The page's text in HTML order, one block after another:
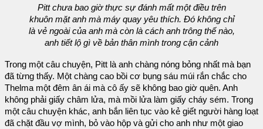
Pitt chưa bao giờ thực sự đánh mất một điều trên
khuôn mặt anh mà máy quay yêu thích. Đó không chỉ
là vẻ ngoài của anh mà còn là cách anh trông thế nào,
anh tiết lộ gì về bản thân mình trong cận cảnh
Trong một câu chuyện, Pitt là anh chàng nóng bỏng nhất mà bạn
đã từng thấy. Một chàng cao bồi cơ bụng sáu múi rắn chắc cho
Thelma một đêm ân ái mà cô ấy sẽ không bao giờ quên. Anh
không phải giấy châm lửa, mà mồi lửa làm giấy cháy sém. Trong
một câu chuyện khác, anh bắn liên tục vào kẻ giết người hàng loạt
đã chặt đầu vợ mình, bỏ vào hộp và gửi cho anh như một giao